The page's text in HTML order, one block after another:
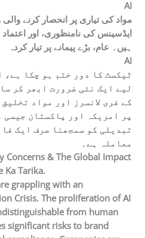
AI
مواد کی تیاری پر انحصار کرنے
ایڈسینس کی نامنظوری، اور
ہیں۔ عام، بڑے پیمانے پر تیار کردہ
AI
ٹیکسٹ کا دور ختم ہو چکا ہے،
لیے ایک نئی ضرورت ابھر کر
کے فری لانسرز اور مواد
پر امریکہ اور پاکستان
تبدیلی کو سمجھنا صرف ایک
معاملہ ہے۔
Concerns & The Global Impact
Ka Tarika.
grappling with an
Crisis. The proliferation of AI
from human
significant risks to brand